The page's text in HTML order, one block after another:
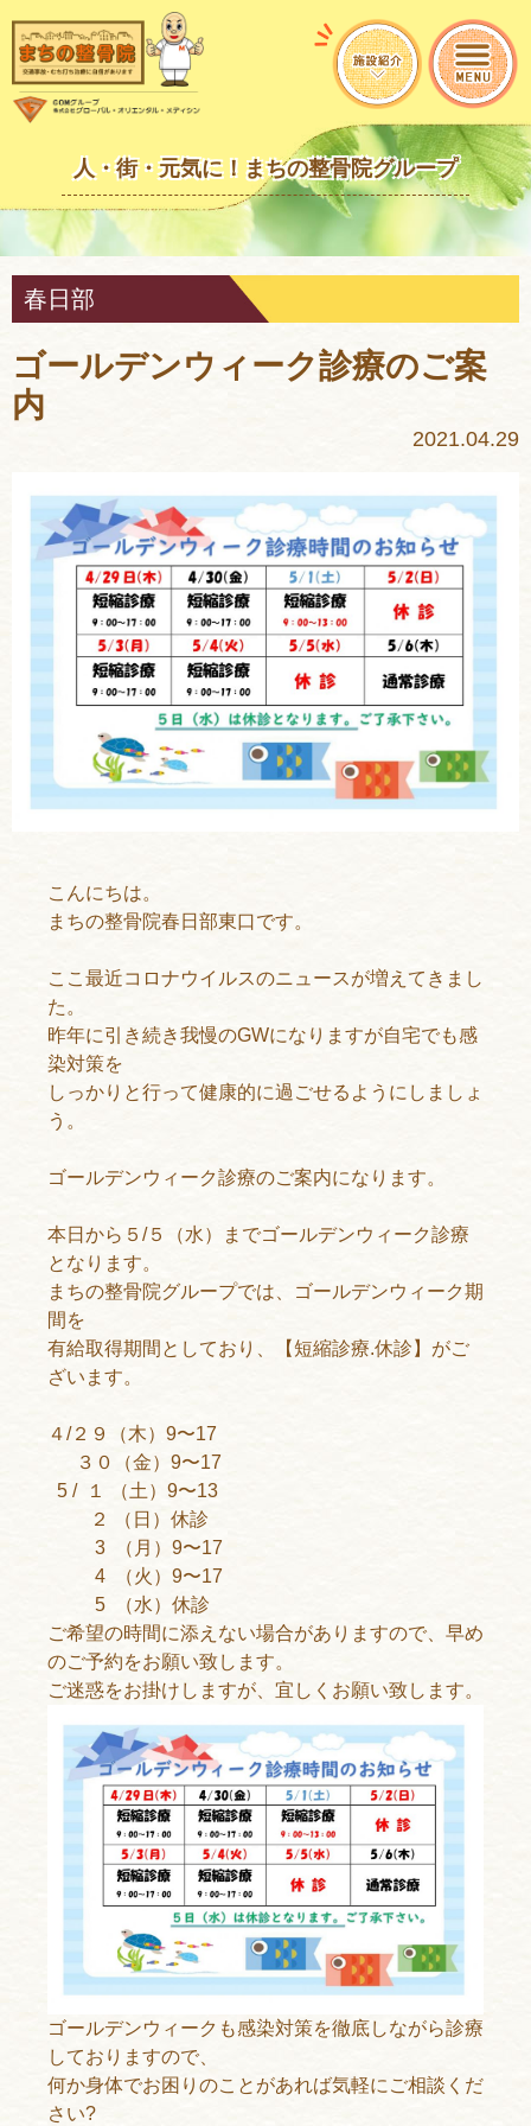
人・街・元気に！まちの整骨院グループ
春日部
ゴールデンウィーク診療のご案
内
2021.04.29
こんにちは。
まちの整骨院春日部東口です。
ここ最近コロナウイルスのニュースが増えてきまし
た。
昨年に引き続き我慢のGWになりますが自宅でも感
染対策を
しっかりと行って健康的に過ごせるようにしましょ
う。
ゴールデンウィーク診療のご案内になります。
本日から５/５（水）までゴールデンウィーク診療
となります。
まちの整骨院グループでは、ゴールデンウィーク期
間を
有給取得期間としており、【短縮診療.休診】がご
ざいます。
４/２９（木）9〜17
３０（金）9〜17
5 / １ （土）9〜13
２ （日）休診
3 （月）9〜17
4 （火）9〜17
5 （水）休診
ご希望の時間に添えない場合がありますので、早め
のご予約をお願い致します。
ご迷惑をお掛けしますが、宜しくお願い致します。
ゴールデンウィークも感染対策を徹底しながら診療
しておりますので、
何か身体でお困りのことがあれば気軽にご相談くだ
さい?